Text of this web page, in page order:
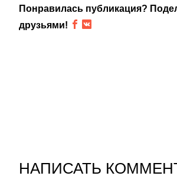
Понравилась публикация?
друзьями!
НАПИСАТЬ